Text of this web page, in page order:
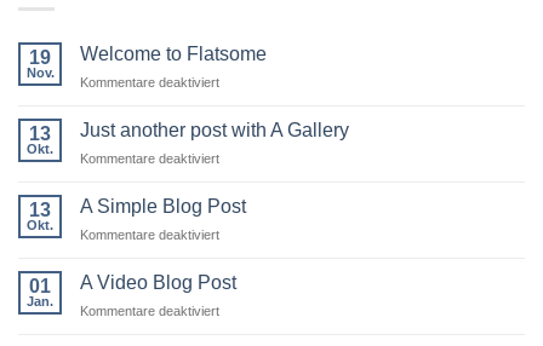
19
Nov.
Welcome to Flatsome
Kommentare deaktiviertfür
to
13
Okt.
Just another post with A Gallery
Kommentare deaktiviertfür
another
with
Gallery
13
Okt.
A Simple Blog Post
Kommentare deaktiviertfür
Simple
Post
01
Jan.
A Video Blog Post
Kommentare deaktiviertfür